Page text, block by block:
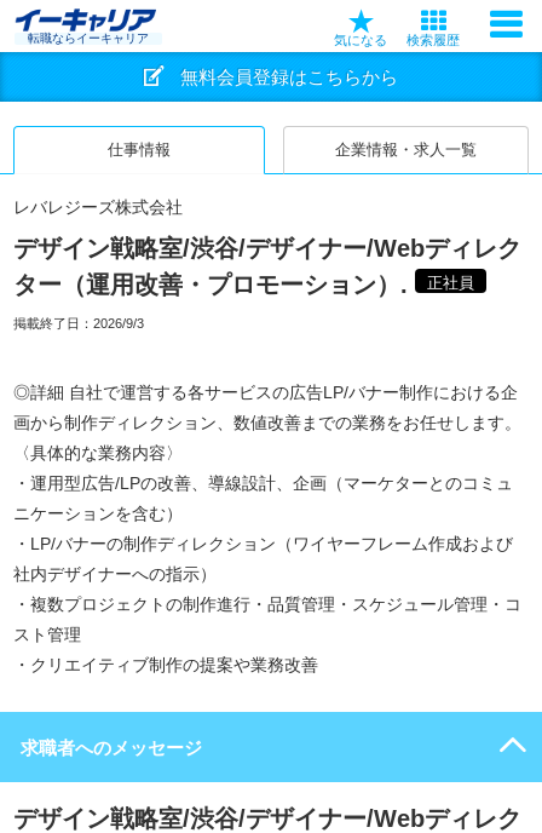
転職ならイーキャリア 気になる 検索履歴
無料会員登録はこちらから
仕事情報 企業情報・求人一覧
レバレジーズ株式会社
デザイン戦略室/渋谷/デザイナー/Webディレク
ター（運用改善・プロモーション）.
正社員
掲載終了日： 2026/9/3
◎詳細 自社で運営する各サービスの広告LP/バナー制作における企
画から制作ディレクション、数値改善までの業務をお任せします。
〈具体的な業務内容〉
・運用型広告/LPの改善、導線設計、企画（マーケターとのコミュ
ニケーションを含む）
・LP/バナーの制作ディレクション（ワイヤーフレーム作成および
社内デザイナーへの指示）
・複数プロジェクトの制作進行・品質管理・スケジュール管理・コ
スト管理
・クリエイティブ制作の提案や業務改善
求職者へのメッセージ
デザイン戦略室/渋谷/デザイナー/Webディレク